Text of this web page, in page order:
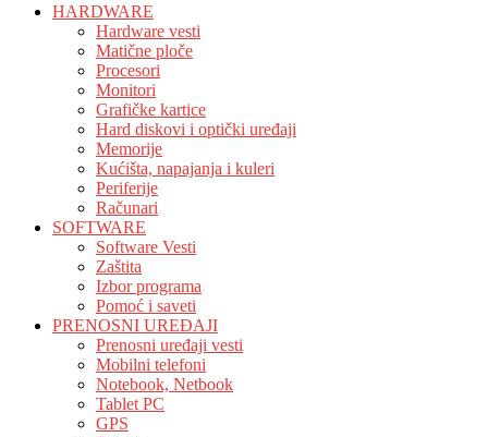
HARDWARE
Hardware vesti
Matične ploče
Procesori
Monitori
Grafičke kartice
Hard diskovi i optički uređaji
Memorije
Kućišta, napajanja i kuleri
Periferije
Računari
SOFTWARE
Software Vesti
Zaštita
Izbor programa
Pomoć i saveti
PRENOSNI UREĐAJI
Prenosni uređaji vesti
Mobilni telefoni
Notebook, Netbook
Tablet PC
GPS